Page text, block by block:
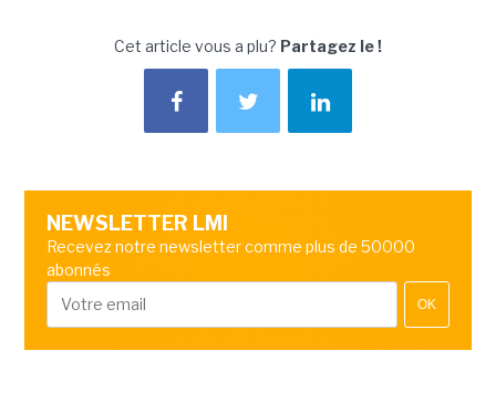
Cet article vous a plu? Partagez le !
NEWSLETTER LMI
Recevez notre newsletter comme plus de 50000
abonnés
OK